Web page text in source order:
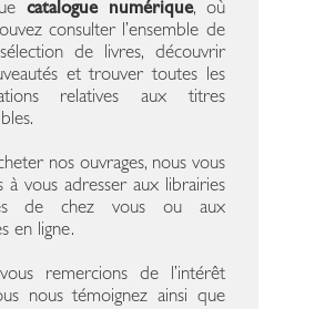
catalogue numérique, où
consulter l’ensemble de
de livres, découvrir
et trouver toutes les
relatives aux titres
nos ouvrages, nous vous
à vous adresser aux librairies
de chez vous ou aux
en ligne.
remercions de l’intérêt
nous témoignez ainsi que